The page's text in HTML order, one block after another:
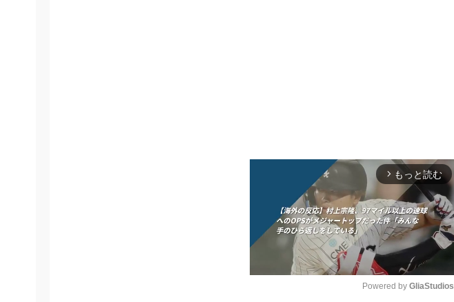
arrow_forward_ios もっと読む
Powered by GliaStudios